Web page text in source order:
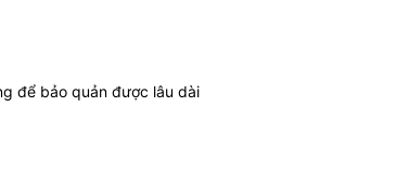
để bảo quản được lâu dài